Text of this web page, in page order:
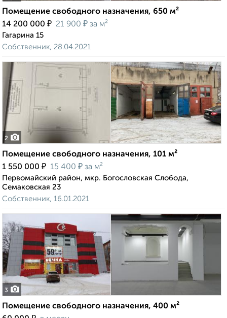
Помещение свободного назначения, 650 м²
14 200 000 ₽ 21 900 ₽ за м²
Гагарина 15
Собственник, 28.04.2021
2
Помещение свободного назначения, 101 м²
1 550 000 ₽ 15 400 ₽ за м²
Первомайский район, мкр. Богословская Слобода,
Семаковская 23
Собственник, 16.01.2021
3
Помещение свободного назначения, 400 м²